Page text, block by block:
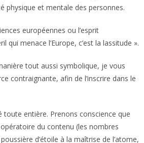
physique et mentale des personnes.
européennes ou l’esprit
menace l’Europe, c’est la lassitude ».
tout aussi symbolique, je vous
contraignante, afin de l’inscrire dans le
toute entière. Prenons conscience que
du contenu (les nombres
d’étoile à la maîtrise de l’atome,